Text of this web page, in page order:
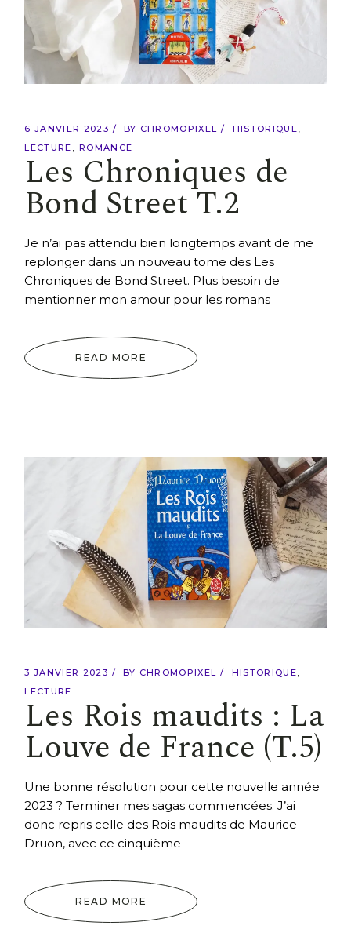
6 JANVIER 2023 BY CHROMOPIXEL
HISTORIQUE
LECTURE
ROMANCE
Les Chroniques de
Bond Street T.2
Je n’ai pas attendu bien longtemps avant de me
replonger dans un nouveau tome des Les
Chroniques de Bond Street. Plus besoin de
mentionner mon amour pour les romans
READ MORE
3 JANVIER 2023 BY CHROMOPIXEL
HISTORIQUE
LECTURE
Les Rois maudits : La
Louve de France (T.5)
Une bonne résolution pour cette nouvelle année
2023 ? Terminer mes sagas commencées. J’ai
donc repris celle des Rois maudits de Maurice
Druon, avec ce cinquième
READ MORE